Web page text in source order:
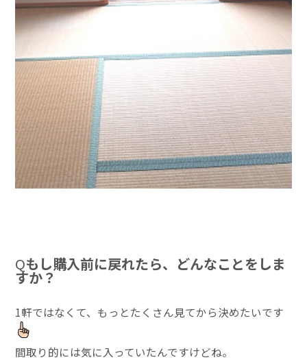
Qもし購入前に戻れたら、どんなことをしま
すか？
1軒ではなくて、もっとたくさん見てから決めたいです
間取り的には気に入っていたんですけどね。